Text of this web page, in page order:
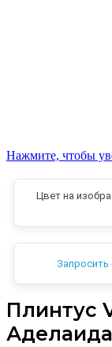
Нажмите, чтобы
Цвет на
Плинтус
Аделаида